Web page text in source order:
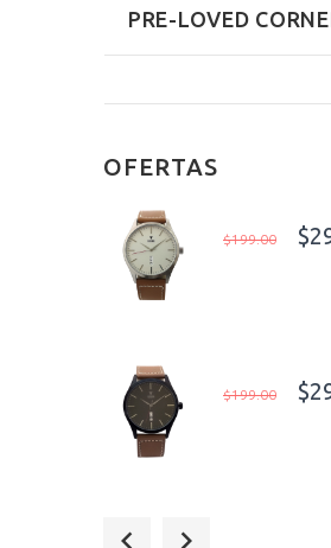
PRE-LOVED
OFERTAS
$199.00
$199.00